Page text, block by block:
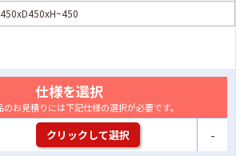
仕様を選択
のお見積りには下記仕様の選択が必要です。
クリックして選択 -